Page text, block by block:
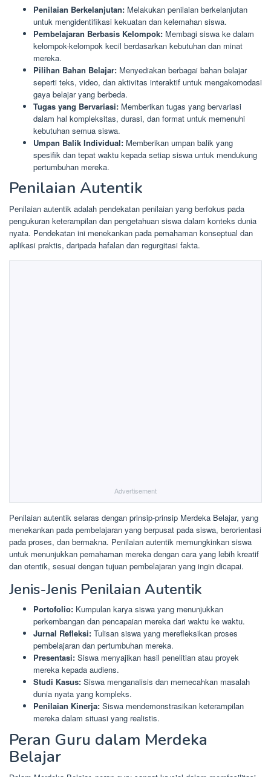
Penilaian Berkelanjutan: Melakukan penilaian berkelanjutan
untuk mengidentifikasi kekuatan dan kelemahan siswa.
Pembelajaran Berbasis Kelompok: Membagi siswa ke dalam
kelompok-kelompok kecil berdasarkan kebutuhan dan minat
mereka.
Pilihan Bahan Belajar: Menyediakan berbagai bahan belajar
seperti teks, video, dan aktivitas interaktif untuk mengakomodasi
gaya belajar yang berbeda.
Tugas yang Bervariasi: Memberikan tugas yang bervariasi
dalam hal kompleksitas, durasi, dan format untuk memenuhi
kebutuhan semua siswa.
Umpan Balik Individual: Memberikan umpan balik yang
spesifik dan tepat waktu kepada setiap siswa untuk mendukung
pertumbuhan mereka.
Penilaian Autentik
Penilaian autentik adalah pendekatan penilaian yang berfokus pada
pengukuran keterampilan dan pengetahuan siswa dalam konteks dunia
nyata. Pendekatan ini menekankan pada pemahaman konseptual dan
aplikasi praktis, daripada hafalan dan regurgitasi fakta.
Advertisement
Penilaian autentik selaras dengan prinsip-prinsip Merdeka Belajar, yang
menekankan pada pembelajaran yang berpusat pada siswa, berorientasi
pada proses, dan bermakna. Penilaian autentik memungkinkan siswa
untuk menunjukkan pemahaman mereka dengan cara yang lebih kreatif
dan otentik, sesuai dengan tujuan pembelajaran yang ingin dicapai.
Jenis-Jenis Penilaian Autentik
Portofolio: Kumpulan karya siswa yang menunjukkan
perkembangan dan pencapaian mereka dari waktu ke waktu.
Jurnal Refleksi: Tulisan siswa yang merefleksikan proses
pembelajaran dan pertumbuhan mereka.
Presentasi: Siswa menyajikan hasil penelitian atau proyek
mereka kepada audiens.
Studi Kasus: Siswa menganalisis dan memecahkan masalah
dunia nyata yang kompleks.
Penilaian Kinerja: Siswa mendemonstrasikan keterampilan
mereka dalam situasi yang realistis.
Peran Guru dalam Merdeka
Belajar